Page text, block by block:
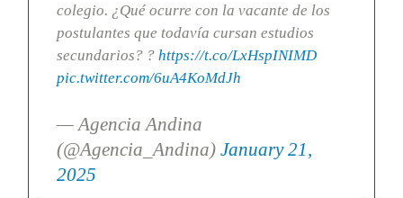
colegio. ¿Qué ocurre con la vacante de los
postulantes que todavía cursan estudios
secundarios? ? https://t.co/LxHspINIMD
pic.twitter.com/6uA4KoMdJh
— Agencia Andina
(@Agencia_Andina) January 21,
2025